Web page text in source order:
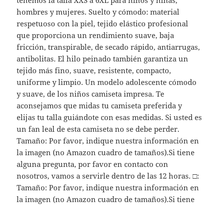
hombres y mujeres. Suelto y cómodo: material
respetuoso con la piel, tejido elástico profesional
que proporciona un rendimiento suave, baja
fricción, transpirable, de secado rápido, antiarrugas,
antibolitas. El hilo peinado también garantiza un
tejido más fino, suave, resistente, compacto,
uniforme y limpio. Un modelo adolescente cómodo
y suave, de los niños camiseta impresa. Te
aconsejamos que midas tu camiseta preferida y
elijas tu talla guiándote con esas medidas. Si usted es
un fan leal de esta camiseta no se debe perder.
Tamaño: Por favor, indique nuestra información en
la imagen (no Amazon cuadro de tamaños).Si tiene
alguna pregunta, por favor en contacto con
nosotros, vamos a servirle dentro de las 12 horas. □:
Tamaño: Por favor, indique nuestra información en
la imagen (no Amazon cuadro de tamaños).Si tiene